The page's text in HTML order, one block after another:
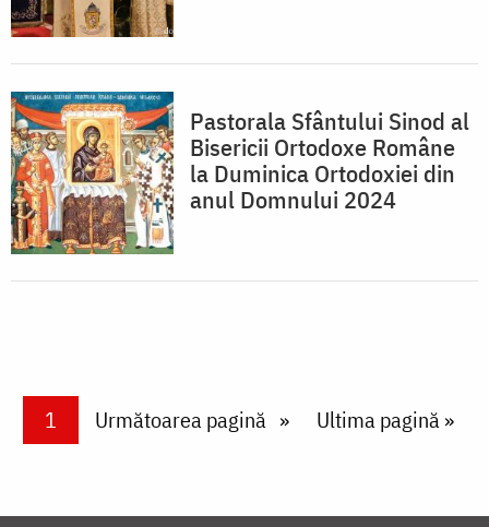
Pastorala Sfântului Sinod al
Bisericii Ortodoxe Române
la Duminica Ortodoxiei din
anul Domnului 2024
PaginareCurrent page
1 Next page
Următoarea pagină Last page
Ultima pagină »